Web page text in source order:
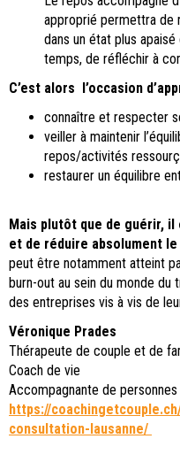
approprié permettra de
dans un état plus
temps, de réfléchir à
C’est alors l’occasion
connaître et respecter
veiller à maintenir
repos/activités
restaurer un équilibre
Mais plutôt que de guérir,
et de réduire absolument
peut être notamment atteint
burn-out au sein du monde du
des entreprises vis à vis de
Véronique Prades
Thérapeute de couple et de
Coach de vie
Accompagnante de
https://
consultation-lausanne/